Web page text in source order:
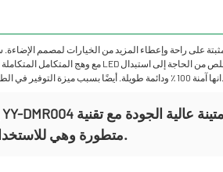
متطورة وهي للاستخدام طويل الأمد.